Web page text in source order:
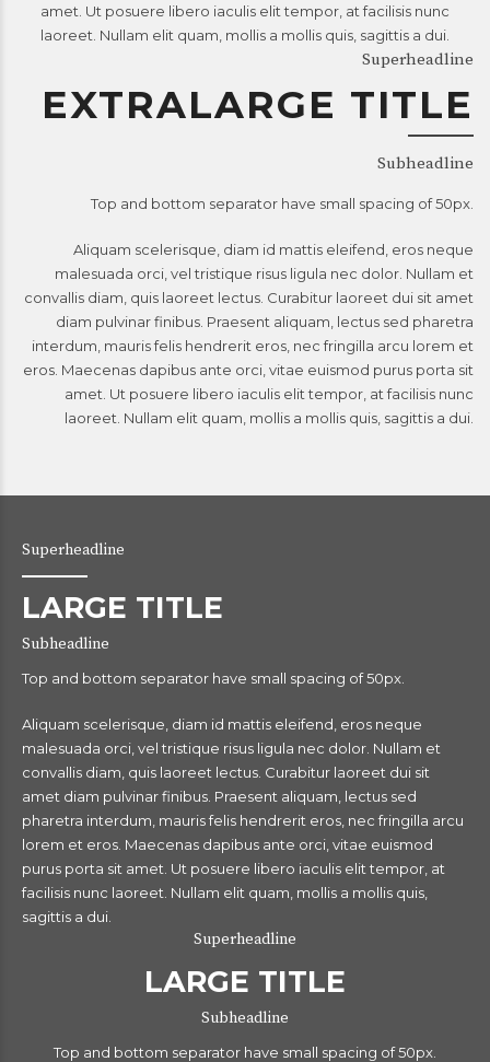
amet. Ut posuere libero iaculis elit tempor, at facilisis nunc
laoreet. Nullam elit quam, mollis a mollis quis, sagittis a dui.
Superheadline
EXTRALARGE TITLE
Subheadline
Top and bottom separator have small spacing of 50px.
Aliquam scelerisque, diam id mattis eleifend, eros neque
malesuada orci, vel tristique risus ligula nec dolor. Nullam et
convallis diam, quis laoreet lectus. Curabitur laoreet dui sit amet
diam pulvinar finibus. Praesent aliquam, lectus sed pharetra
interdum, mauris felis hendrerit eros, nec fringilla arcu lorem et
eros. Maecenas dapibus ante orci, vitae euismod purus porta sit
amet. Ut posuere libero iaculis elit tempor, at facilisis nunc
laoreet. Nullam elit quam, mollis a mollis quis, sagittis a dui.
Superheadline
LARGE TITLE
Subheadline
Top and bottom separator have small spacing of 50px.
Aliquam scelerisque, diam id mattis eleifend, eros neque
malesuada orci, vel tristique risus ligula nec dolor. Nullam et
convallis diam, quis laoreet lectus. Curabitur laoreet dui sit
amet diam pulvinar finibus. Praesent aliquam, lectus sed
pharetra interdum, mauris felis hendrerit eros, nec fringilla arcu
lorem et eros. Maecenas dapibus ante orci, vitae euismod
purus porta sit amet. Ut posuere libero iaculis elit tempor, at
facilisis nunc laoreet. Nullam elit quam, mollis a mollis quis,
sagittis a dui.
Superheadline
LARGE TITLE
Subheadline
Top and bottom separator have small spacing of 50px.